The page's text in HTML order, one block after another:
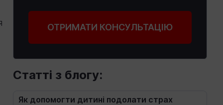
ОТРИМАТИ КОНСУЛЬТАЦІЮ
Статті з блогу:
Як допомогти дитині подолати страх